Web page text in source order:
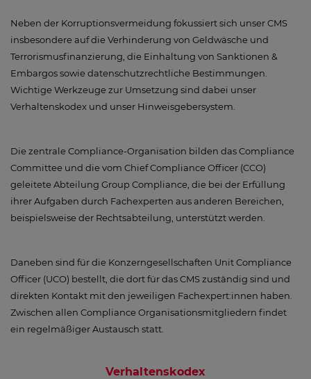
Neben der Korruptionsvermeidung fokussiert sich unser CMS
insbesondere auf die Verhinderung von Geldwäsche und
Terrorismusfinanzierung, die Einhaltung von Sanktionen &
Embargos sowie datenschutzrechtliche Bestimmungen.
Wichtige Werkzeuge zur Umsetzung sind dabei unser
Verhaltenskodex und unser Hinweisgebersystem.
Die zentrale Compliance-Organisation bilden das Compliance
Committee und die vom Chief Compliance Officer (CCO)
geleitete Abteilung Group Compliance, die bei der Erfüllung
ihrer Aufgaben durch Fachexperten aus anderen Bereichen,
beispielsweise der Rechtsabteilung, unterstützt werden.
Daneben sind für die Konzerngesellschaften Unit Compliance
Officer (UCO) bestellt, die dort für das CMS zuständig sind und
direkten Kontakt mit den jeweiligen Fachexpert:innen haben.
Zwischen allen Compliance Organisationsmitgliedern findet
ein regelmäßiger Austausch statt.
Verhaltenskodex